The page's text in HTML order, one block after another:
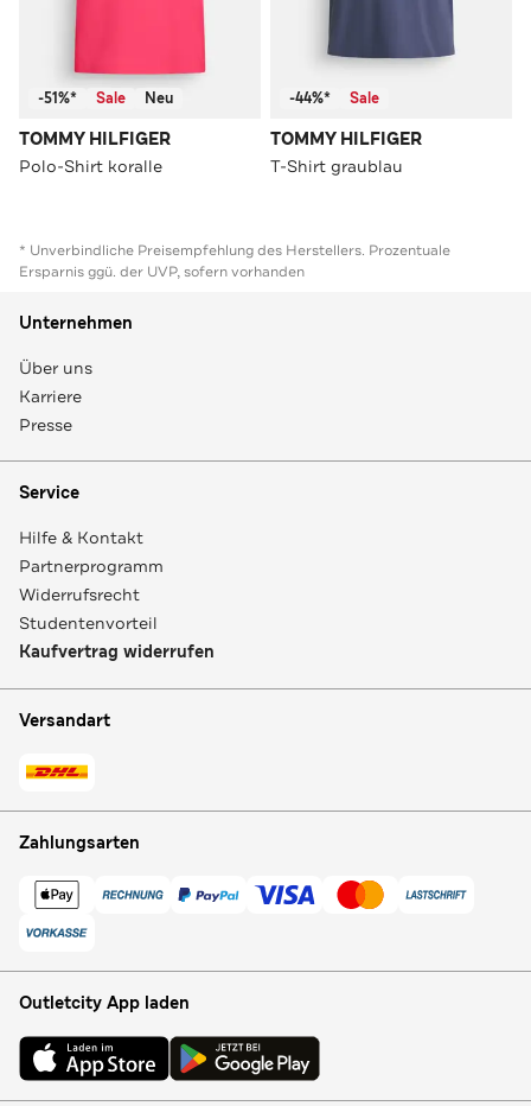
-51%* Sale Neu
TOMMY HILFIGER
Polo-Shirt koralle
-44%* Sale
TOMMY HILFIGER
T-Shirt graublau
* Unverbindliche Preisempfehlung des Herstellers. Prozentuale
Ersparnis ggü. der UVP, sofern vorhanden
Unternehmen
Über uns
Karriere
Presse
Service
Hilfe & Kontakt
Partnerprogramm
Widerrufsrecht
Studentenvorteil
Kaufvertrag widerrufen
Versandart
Zahlungsarten
Outletcity App laden